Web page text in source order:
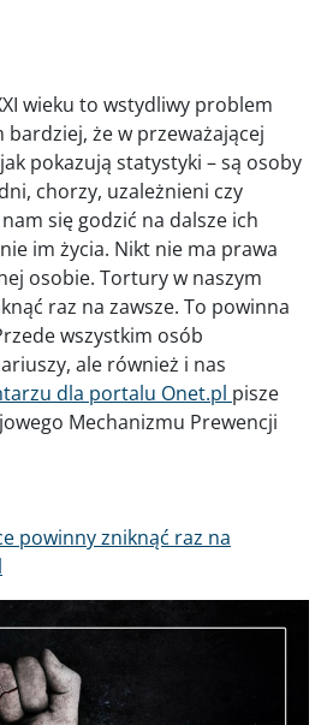
wieku to wstydliwy problem
bardziej, że w przeważającej
pokazują statystyki – są osoby
chorzy, uzależnieni czy
się godzić na dalsze ich
im życia. Nikt nie ma prawa
osobie. Tortury w naszym
raz na zawsze. To powinna
wszystkim osób
ale również i nas
dla portalu Onet.pl pisze
Mechanizmu Prewencji
powinny zniknąć raz na